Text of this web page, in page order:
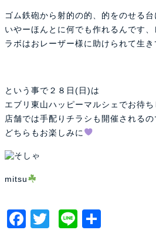
ゴム鉄砲から射的の的、的をのせる
いやーほんとに何でも作れるんです、
ラボはおレーザー様に助けられて生
という事で２８日(日)は
エブリ東山ハッピーマルシェでお待ち
店舗では手配りチラシも開催される
どちらもお楽しみに
mitsu
Facebook
Twitter
Line